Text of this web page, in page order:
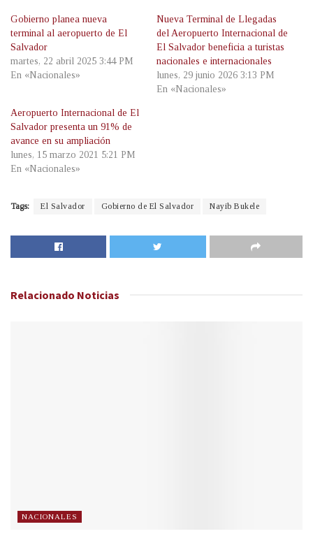
Gobierno planea nueva
terminal al aeropuerto de El
Salvador
martes, 22 abril 2025 3:44 PM
En «Nacionales»
Nueva Terminal de Llegadas
del Aeropuerto Internacional de
El Salvador beneficia a turistas
nacionales e internacionales
lunes, 29 junio 2026 3:13 PM
En «Nacionales»
Aeropuerto Internacional de El
Salvador presenta un 91% de
avance en su ampliación
lunes, 15 marzo 2021 5:21 PM
En «Nacionales»
Tags: El Salvador Gobierno de El Salvador Nayib Bukele
Relacionado Noticias
NACIONALES